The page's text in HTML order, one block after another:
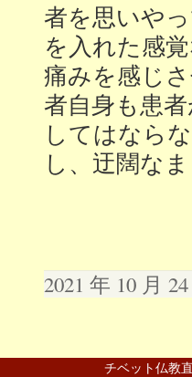
者を思いや
を入れた感
痛みを感じ
者自身も患
してはなら
し、迂闊な
2021 年 10 月
チベット仏教